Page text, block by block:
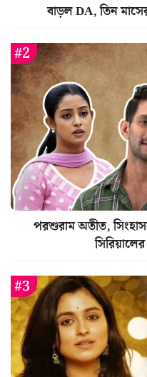
বাড়ল DA, তিন
পরশুরাম অতীত,